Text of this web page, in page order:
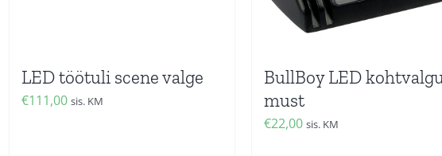
LED töötuli scene valge
€111,00 sis. KM
BullBoy LED
must
€22,00 sis. KM